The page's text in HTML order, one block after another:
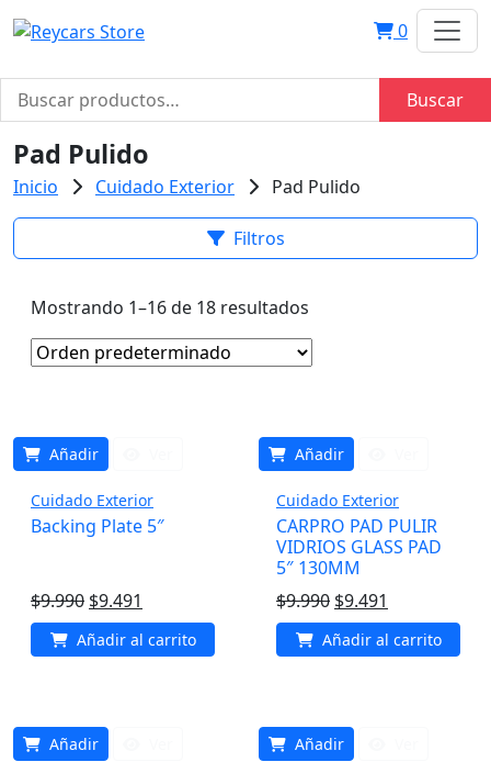
0
Buscar
por:
Buscar
Pad Pulido
Inicio Cuidado Exterior Pad Pulido
Filtros
Mostrando 1–16 de 18 resultados
Añadir
Cuidado Exterior
Backing Plate 5″
$9.990 El
precio
original
$9.491
precio
actual
Añadir al carrito
Añadir
Cuidado Exterior
CARPRO PAD PULIR
VIDRIOS GLASS PAD
5″ 130MM
$9.990 El
precio
original
$9.491
precio
actual
Añadir al carrito
Añadir Añadir